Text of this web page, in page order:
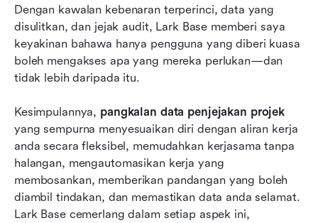
Dengan kawalan kebenaran terperinci, data yang
disulitkan, dan jejak audit, Lark Base memberi saya
keyakinan bahawa hanya pengguna yang diberi kuasa
boleh mengakses apa yang mereka perlukan—dan
tidak lebih daripada itu.
Kesimpulannya, pangkalan data penjejakan projek
yang sempurna menyesuaikan diri dengan aliran kerja
anda secara fleksibel, memudahkan kerjasama tanpa
halangan, mengautomasikan kerja yang
membosankan, memberikan pandangan yang boleh
diambil tindakan, dan memastikan data anda selamat.
Lark Base cemerlang dalam setiap aspek ini,